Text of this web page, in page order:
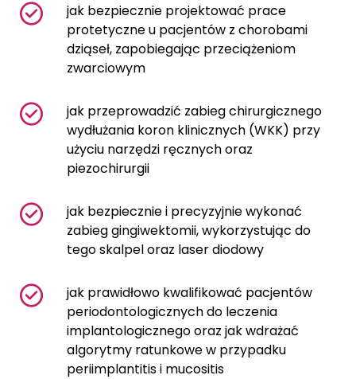
jak bezpiecznie projektować prace
protetyczne u pacjentów z chorobami
dziąseł, zapobiegając przeciążeniom
zwarciowym
jak przeprowadzić zabieg chirurgicznego
wydłużania koron klinicznych (WKK) przy
użyciu narzędzi ręcznych oraz
piezochirurgii
jak bezpiecznie i precyzyjnie wykonać
zabieg gingiwektomii, wykorzystując do
tego skalpel oraz laser diodowy
jak prawidłowo kwalifikować pacjentów
periodontologicznych do leczenia
implantologicznego oraz jak wdrażać
algorytmy ratunkowe w przypadku
periimplantitis i mucositis